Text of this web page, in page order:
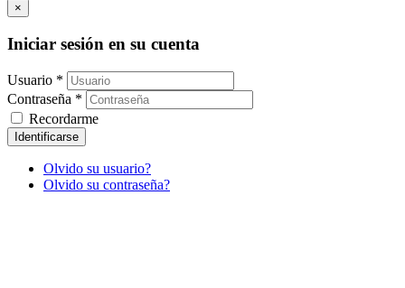
×
Iniciar sesión en su cuenta
Usuario *
Contraseña *
Recordarme
Identificarse
Olvido su usuario?
Olvido su contraseña?